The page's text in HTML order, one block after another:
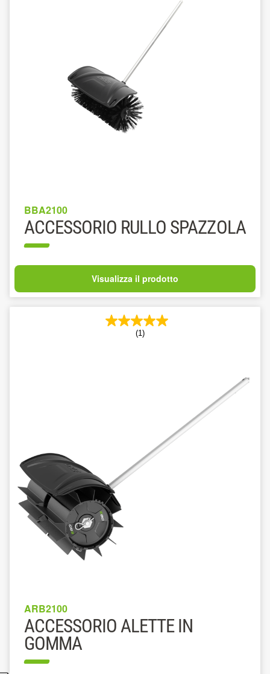
BBA2100
ACCESSORIO RULLO SPAZZOLA
Visualizza il prodotto
(1)
ARB2100
ACCESSORIO ALETTE IN
GOMMA